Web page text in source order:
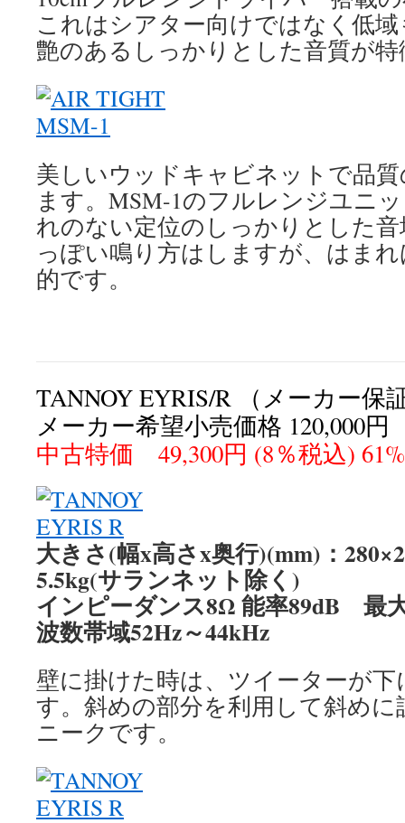
これはシアター向けではなく低
艶のあるしっかりとした音質が
美しいウッドキャビネットで品
ます。MSM-1のフルレンジユニ
れのない定位のしっかりとした
っぽい鳴り方はしますが、はま
的です。
TANNOY EYRIS/R （メーカー保
メーカー希望小売価格 120,000円
中古特価 49,300円 (8％税込)
大きさ(幅x高さx奥行)(mm)：
5.5kg(サランネット除く)
インピーダンス8Ω 能率89dB 最
波数帯域52Hz～44kHz
壁に掛けた時は、ツイーターが
す。斜めの部分を利用して斜め
ニークです。